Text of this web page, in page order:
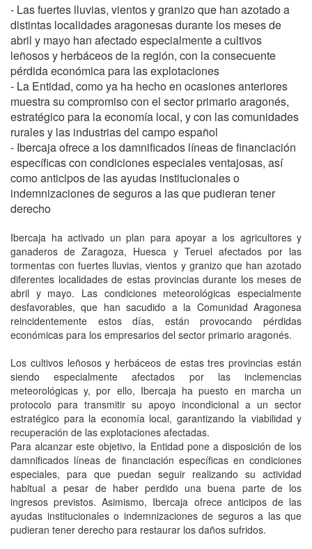
- Las fuertes lluvias, vientos y granizo que han azotado a
distintas localidades aragonesas durante los meses de
abril y mayo han afectado especialmente a cultivos
leñosos y herbáceos de la región, con la consecuente
pérdida económica para las explotaciones
- La Entidad, como ya ha hecho en ocasiones anteriores
muestra su compromiso con el sector primario aragonés,
estratégico para la economía local, y con las comunidades
rurales y las industrias del campo español
- Ibercaja ofrece a los damnificados líneas de financiación
específicas con condiciones especiales ventajosas, así
como anticipos de las ayudas institucionales o
indemnizaciones de seguros a las que pudieran tener
derecho
Ibercaja ha activado un plan para apoyar a los agricultores y
ganaderos de Zaragoza, Huesca y Teruel afectados por las
tormentas con fuertes lluvias, vientos y granizo que han azotado
diferentes localidades de estas provincias durante los meses de
abril y mayo. Las condiciones meteorológicas especialmente
desfavorables, que han sacudido a la Comunidad Aragonesa
reincidentemente estos días, están provocando pérdidas
económicas para los empresarios del sector primario aragonés.
Los cultivos leñosos y herbáceos de estas tres provincias están
siendo especialmente afectados por las inclemencias
meteorológicas y, por ello, Ibercaja ha puesto en marcha un
protocolo para transmitir su apoyo incondicional a un sector
estratégico para la economía local, garantizando la viabilidad y
recuperación de las explotaciones afectadas.
Para alcanzar este objetivo, la Entidad pone a disposición de los
damnificados líneas de financiación específicas en condiciones
especiales, para que puedan seguir realizando su actividad
habitual a pesar de haber perdido una buena parte de los
ingresos previstos. Asimismo, Ibercaja ofrece anticipos de las
ayudas institucionales o indemnizaciones de seguros a las que
pudieran tener derecho para restaurar los daños sufridos.